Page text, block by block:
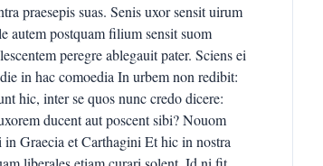
praesepis suas. Senis uxor sensit uirum
autem postquam filium sensit suom
peregre ablegauit pater. Sciens ei
in hac comoedia In urbem non redibit:
hic, inter se quos nunc credo dicere:
ducent aut poscent sibi? Nouom
Graecia et Carthagini Et hic in nostra